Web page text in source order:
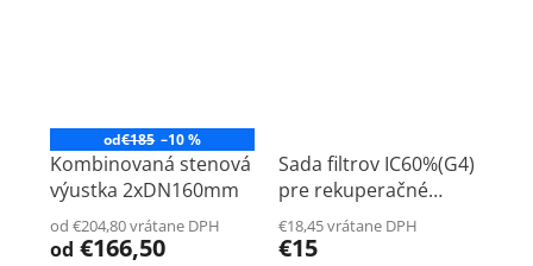
od€185 –10 %
Kombinovaná stenová
výustka 2xDN160mm
od €204,80 vrátane DPH
od €166,50
Sada filtrov IC60%(G4)
pre rekuperačné
jednotky Renovent
Excellent 300/400/450
€18,45 vrátane DPH
€15